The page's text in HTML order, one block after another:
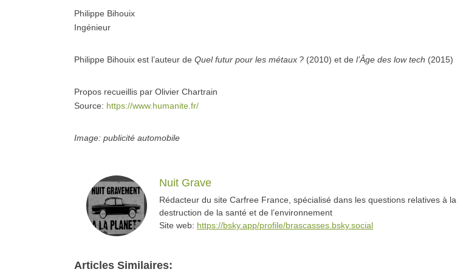
Philippe Bihouix
Ingénieur
Philippe Bihouix est l’auteur de Quel futur pour les métaux ? (2010) et de l’Âge des low tech (2015)
Propos recueillis par Olivier Chartrain
Source: https://www.humanite.fr/
Image: publicité automobile
Nuit Grave
Rédacteur du site Carfree France, spécialisé dans les questions relatives à la
destruction de la santé et de l’environnement
Site web: https://bsky.app/profile/brascasses.bsky.social
Articles Similaires: